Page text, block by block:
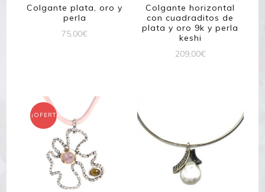
Colgante plata, oro y
perla
75,00€
Colgante horizontal
con cuadraditos de
plata y oro 9k y perla
keshi
209,00€
¡OFERTA!